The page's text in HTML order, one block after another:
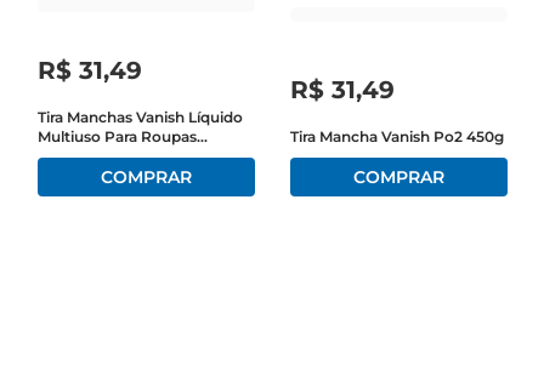
limpo em suas roupas.
Instruções de uso Para obter os melhores
resultados com o Tira Manchas Omo Ultra
Espuma, recomendase aplicar o produto
R$ 31,49
Tira Manchas Vanish Líquido
Multiuso Para Roupas
Coloridas 1,5 Litros
R$ 31,49
Tira Mancha Vanish Po2 450g